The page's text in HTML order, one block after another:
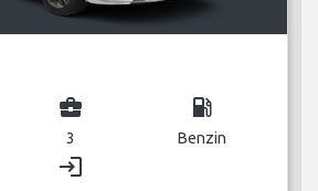
business_center
3
local_gas_station
Benzin
login